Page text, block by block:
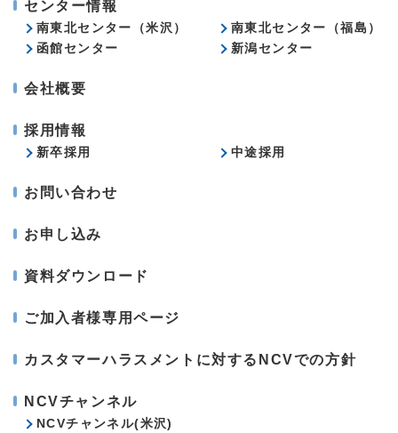
センター情報
南東北センター（米沢）
南東北センター（福島）
函館センター
新潟センター
会社概要
採用情報
新卒採用 中途採用
お問い合わせ
お申し込み
資料ダウンロード
ご加入者様専用ページ
カスタマーハラスメントに対するNCVでの方針
NCVチャンネル
NCVチャンネル(米沢)